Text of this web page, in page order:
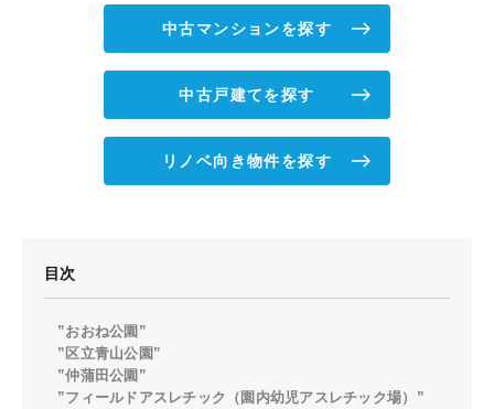
中古マンションを探す
中古戸建てを探す
リノベ向き物件を探す
目次
”おおね公園”
”区立青山公園”
”仲蒲田公園”
”フィールドアスレチック（園内幼児アスレチック場）”